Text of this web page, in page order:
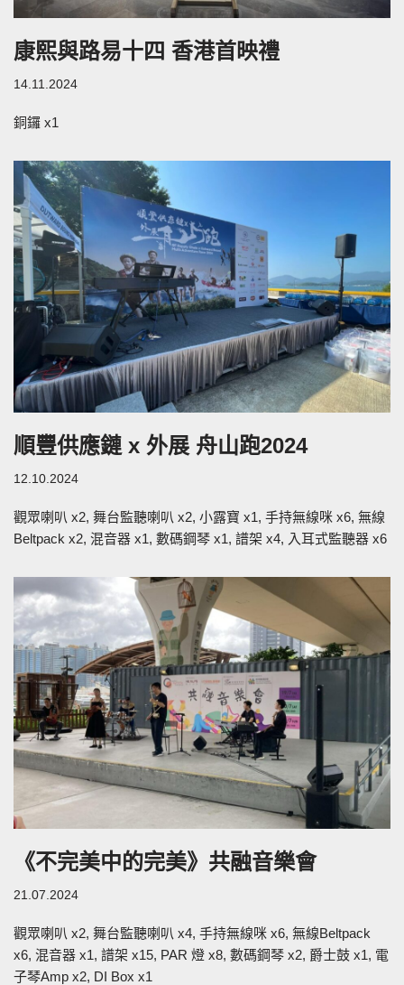
康熙與路易十四 香港首映禮
14.11.2024
銅鑼 x1
順豐供應鏈 x 外展 舟山跑2024
12.10.2024
觀眾喇叭 x2, 舞台監聽喇叭 x2, 小露寶 x1, 手持無線咪 x6, 無線
Beltpack x2, 混音器 x1, 數碼鋼琴 x1, 譜架 x4, 入耳式監聽器 x6
《不完美中的完美》共融音樂會
21.07.2024
觀眾喇叭 x2, 舞台監聽喇叭 x4, 手持無線咪 x6, 無線Beltpack
x6, 混音器 x1, 譜架 x15, PAR 燈 x8, 數碼鋼琴 x2, 爵士鼓 x1, 電
子琴Amp x2, DI Box x1